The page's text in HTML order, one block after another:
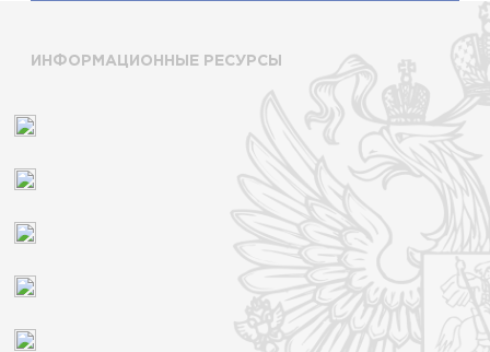
ИНФОРМАЦИОННЫЕ РЕСУРСЫ